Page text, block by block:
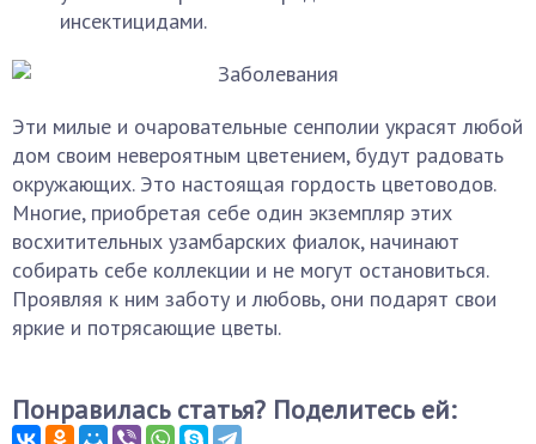
инсектицидами.
Эти милые и очаровательные сенполии украсят любой
дом своим невероятным цветением, будут радовать
окружающих. Это настоящая гордость цветоводов.
Многие, приобретая себе один экземпляр этих
восхитительных узамбарских фиалок, начинают
собирать себе коллекции и не могут остановиться.
Проявляя к ним заботу и любовь, они подарят свои
яркие и потрясающие цветы.
Понравилась статья? Поделитесь ей: